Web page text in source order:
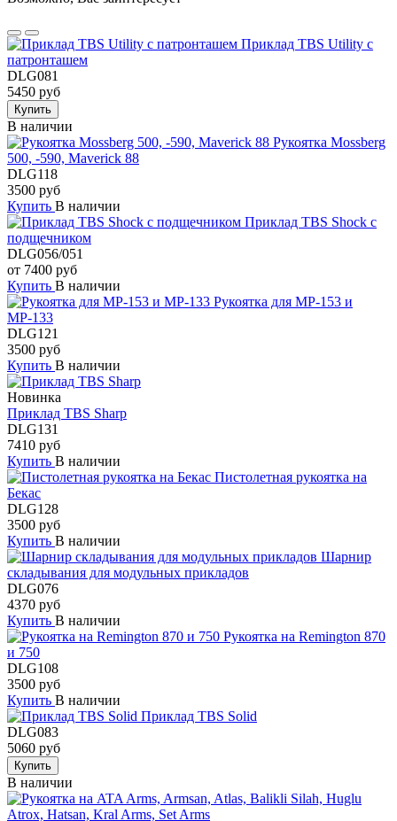
Приклад TBS Utility с
патронташем
DLG081
5450 руб
Купить
В наличии
Рукоятка Mossberg
500, -590, Maverick 88
DLG118
3500 руб
Купить В наличии
Приклад TBS Shock с
подщечником
DLG056/051
от 7400 руб
Купить В наличии
Рукоятка для МР-153 и
МР-133
DLG121
3500 руб
Купить В наличии
Новинка
Приклад TBS Sharp
DLG131
7410 руб
Купить В наличии
Пистолетная рукоятка на
Бекас
DLG128
3500 руб
Купить В наличии
Шарнир
складывания для модульных прикладов
DLG076
4370 руб
Купить В наличии
Рукоятка на Remington 870
и 750
DLG108
3500 руб
Купить В наличии
Приклад TBS Solid
DLG083
5060 руб
Купить
В наличии